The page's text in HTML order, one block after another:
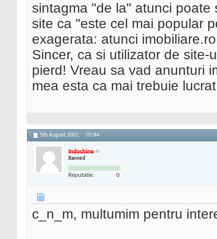
sintagma "de la" atunci
site ca "este cel mai popular
exagerata: atunci
Sincer, ca si utilizator de site-
pierd! Vreau sa vad anunturi
mea esta ca mai trebuie
5th August 2007, 01:44
Indochine
Banned
Reputatie: 0
c_n_m, multumim pentru